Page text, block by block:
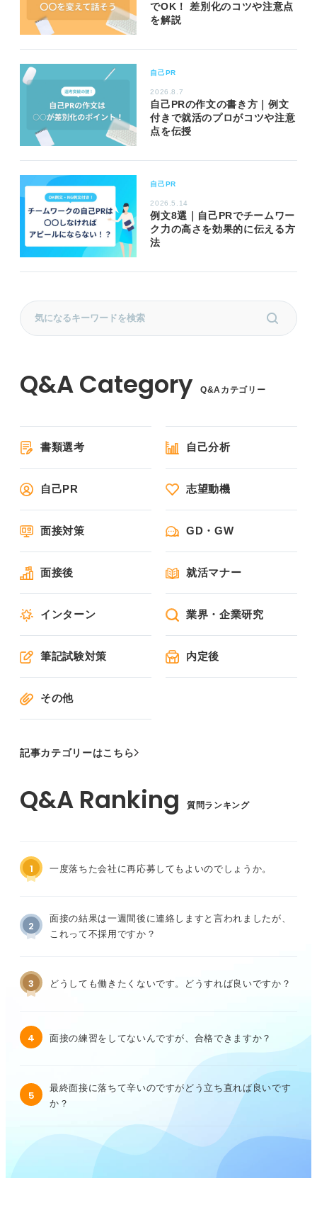
でOK！ 差別化のコツや注意点
を解説
自己PR
2026.8.7
自己PRの作文の書き方｜例文
付きで就活のプロがコツや注意
点を伝授
自己PR
2026.5.14
例文8選｜自己PRでチームワー
ク力の高さを効果的に伝える方
法
Q&Aカテゴリー
書類選考 自己分析
自己PR 志望動機
面接対策 GD・GW
面接後 就活マナー
インターン 業界・企業研究
筆記試験対策 内定後
その他
記事カテゴリーはこちら
質問ランキング
1 一度落ちた会社に再応募してもよいのでしょうか。
2
面接の結果は一週間後に連絡しますと言われましたが、
これって不採用ですか？
3 どうしても働きたくないです。どうすれば良いですか？
4 面接の練習をしてないんですが、合格できますか？
5
最終面接に落ちて辛いのですがどう立ち直れば良いです
か？